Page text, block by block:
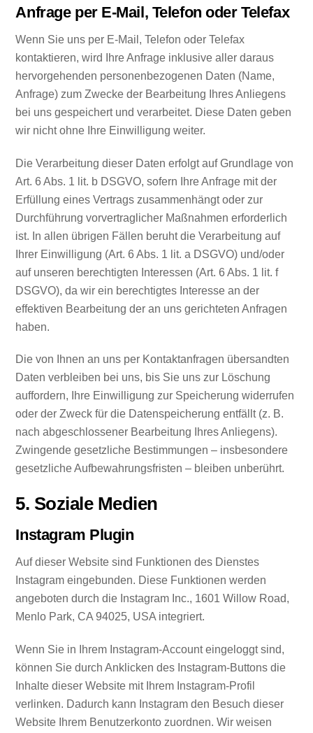
Anfrage per E-Mail, Telefon oder Telefax
Wenn Sie uns per E-Mail, Telefon oder Telefax
kontaktieren, wird Ihre Anfrage inklusive aller daraus
hervorgehenden personenbezogenen Daten (Name,
Anfrage) zum Zwecke der Bearbeitung Ihres Anliegens
bei uns gespeichert und verarbeitet. Diese Daten geben
wir nicht ohne Ihre Einwilligung weiter.
Die Verarbeitung dieser Daten erfolgt auf Grundlage von
Art. 6 Abs. 1 lit. b DSGVO, sofern Ihre Anfrage mit der
Erfüllung eines Vertrags zusammenhängt oder zur
Durchführung vorvertraglicher Maßnahmen erforderlich
ist. In allen übrigen Fällen beruht die Verarbeitung auf
Ihrer Einwilligung (Art. 6 Abs. 1 lit. a DSGVO) und/oder
auf unseren berechtigten Interessen (Art. 6 Abs. 1 lit. f
DSGVO), da wir ein berechtigtes Interesse an der
effektiven Bearbeitung der an uns gerichteten Anfragen
haben.
Die von Ihnen an uns per Kontaktanfragen übersandten
Daten verbleiben bei uns, bis Sie uns zur Löschung
auffordern, Ihre Einwilligung zur Speicherung widerrufen
oder der Zweck für die Datenspeicherung entfällt (z. B.
nach abgeschlossener Bearbeitung Ihres Anliegens).
Zwingende gesetzliche Bestimmungen – insbesondere
gesetzliche Aufbewahrungsfristen – bleiben unberührt.
5. Soziale Medien
Instagram Plugin
Auf dieser Website sind Funktionen des Dienstes
Instagram eingebunden. Diese Funktionen werden
angeboten durch die Instagram Inc., 1601 Willow Road,
Menlo Park, CA 94025, USA integriert.
Wenn Sie in Ihrem Instagram-Account eingeloggt sind,
können Sie durch Anklicken des Instagram-Buttons die
Inhalte dieser Website mit Ihrem Instagram-Profil
verlinken. Dadurch kann Instagram den Besuch dieser
Website Ihrem Benutzerkonto zuordnen. Wir weisen